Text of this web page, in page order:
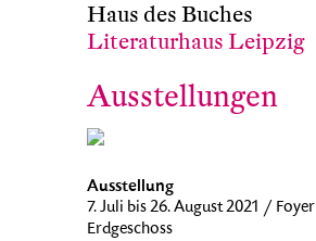
Haus des Buches
Literaturhaus Leipzig
Ausstellungen
Ausstellung
7. Juli bis 26. August 2021 / Foyer
Erdgeschoss